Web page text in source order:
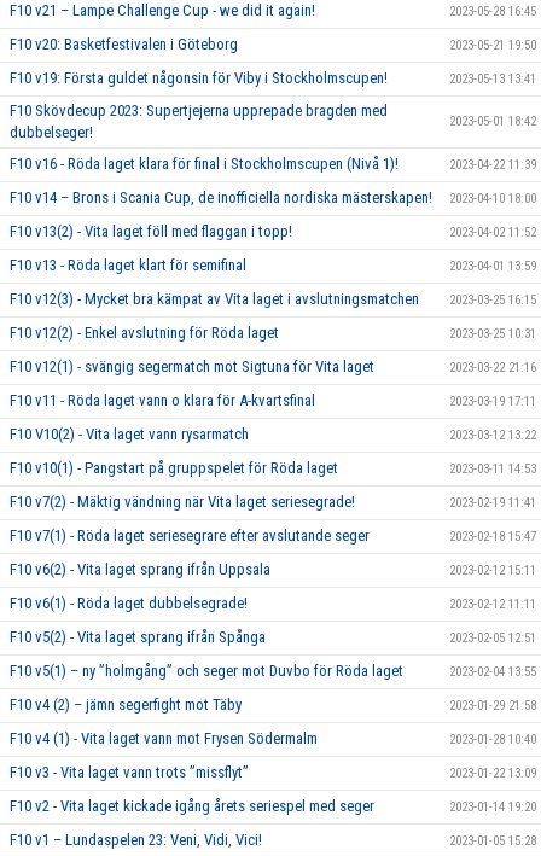
F10 v21 – Lampe Challenge Cup - we did it again! 2023-05-28 16:45
F10 v20: Basketfestivalen i Göteborg 2023-05-21 19:50
F10 v19: Första guldet någonsin för Viby i Stockholmscupen! 2023-05-13 13:41
F10 Skövdecup 2023: Supertjejerna upprepade bragden med
dubbelseger!
2023-05-01 18:42
F10 v16 - Röda laget klara för final i Stockholmscupen (Nivå 1)! 2023-04-22 11:39
F10 v14 – Brons i Scania Cup, de inofficiella nordiska mästerskapen! 2023-04-10 18:00
F10 v13(2) - Vita laget föll med flaggan i topp! 2023-04-02 11:52
F10 v13 - Röda laget klart för semifinal 2023-04-01 13:59
F10 v12(3) - Mycket bra kämpat av Vita laget i avslutningsmatchen 2023-03-25 16:15
F10 v12(2) - Enkel avslutning för Röda laget 2023-03-25 10:31
F10 v12(1) - svängig segermatch mot Sigtuna för Vita laget 2023-03-22 21:16
F10 v11 - Röda laget vann o klara för A-kvartsfinal 2023-03-19 17:11
F10 V10(2) - Vita laget vann rysarmatch 2023-03-12 13:22
F10 v10(1) - Pangstart på gruppspelet för Röda laget 2023-03-11 14:53
F10 v7(2) - Mäktig vändning när Vita laget seriesegrade! 2023-02-19 11:41
F10 v7(1) - Röda laget seriesegrare efter avslutande seger 2023-02-18 15:47
F10 v6(2) - Vita laget sprang ifrån Uppsala 2023-02-12 15:11
F10 v6(1) - Röda laget dubbelsegrade! 2023-02-12 11:11
F10 v5(2) - Vita laget sprang ifrån Spånga 2023-02-05 12:51
F10 v5(1) – ny ”holmgång” och seger mot Duvbo för Röda laget 2023-02-04 13:55
F10 v4 (2) – jämn segerfight mot Täby 2023-01-29 21:58
F10 v4 (1) - Vita laget vann mot Frysen Södermalm 2023-01-28 10:40
F10 v3 - Vita laget vann trots ”missflyt” 2023-01-22 13:09
F10 v2 - Vita laget kickade igång årets seriespel med seger 2023-01-14 19:20
F10 v1 – Lundaspelen 23: Veni, Vidi, Vici! 2023-01-05 15:28